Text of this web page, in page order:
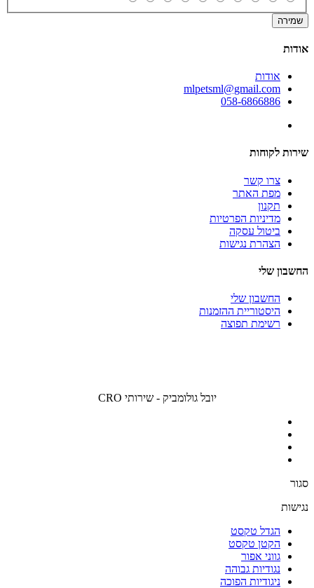
שמירה
אודות
אודות
mlpetsml@gmail.com
058-6866886
שירות לקוחות
צרו קשר
מפת האתר
תקנון
מדיניות הפרטיות
ביטול עסקה
הצהרת נגישות
החשבון שלי
החשבון שלי
היסטוריית ההזמנות
רשימת תפוצה
יובל גולומביק - שירותי CRO
סגור
נגישות
הגדל טקסט
הקטן טקסט
גווני אפור
נגודיות גבוהה
ניגודיות הפוכה